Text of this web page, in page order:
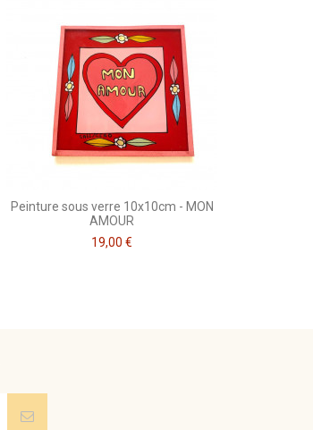
Peinture sous verre 10x10cm - MON
AMOUR
19,00 €